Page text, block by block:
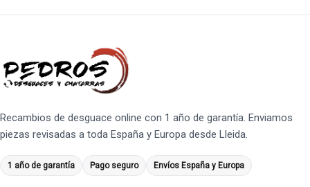
Recambios de desguace online con 1 año de garantía. Enviamos
piezas revisadas a toda España y Europa desde Lleida.
1 año de garantía Pago seguro Envíos España y Europa